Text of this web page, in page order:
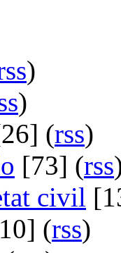
)
)
(rss)
[73] (rss
civil
(rss)